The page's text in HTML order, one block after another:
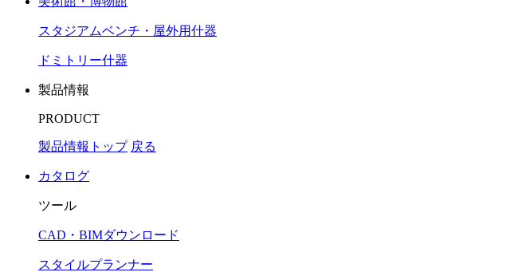
スタジアムベンチ・屋外用什器
ドミトリー什器
製品情報
PRODUCT
製品情報トップ 戻る
カタログ
ツール
CAD・BIMダウンロード
スタイルプランナー